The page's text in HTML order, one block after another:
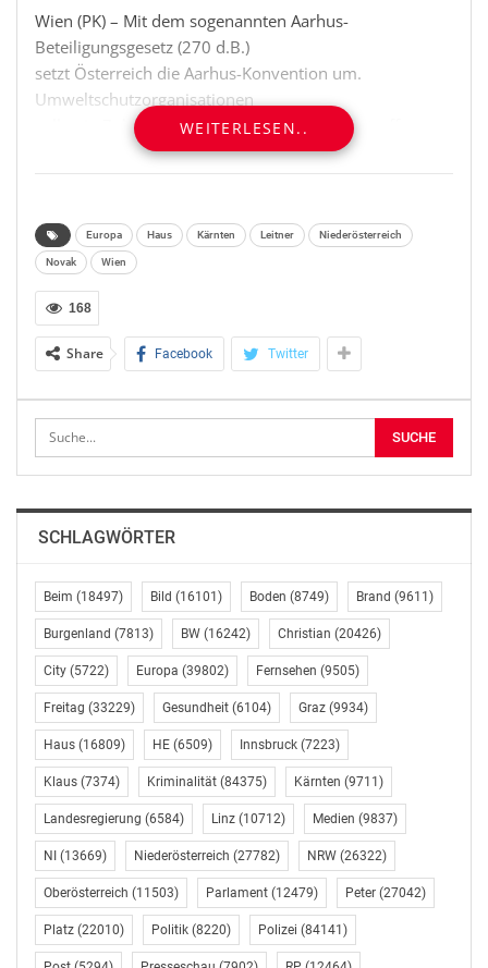
Wien (PK) – Mit dem sogenannten Aarhus-
Beteiligungsgesetz (270 d.B.)
setzt Österreich die Aarhus-Konvention um.
Umweltschutzorganisationen
sollen in Zukunft ebenso wie unmittelbar Betroffene
die Möglichkeit
der Beteiligung bei Entscheidungsverfahren in
haben. De facto erhalten NGOs (Nicht-
Regierungsorganisationen) damit
rechtlich
vorzugehen. Der Bundesrat bestätigte den
diesbezüglichen Beschluss
das
Immissionsschutzgesetz-Luft und das
(271 d.B.), gegen
Änderungen des Umwelthaftungsgesetzes (272 d.B.)
Umweltverträglichkeitsprüfungsgesetzes (UVP-Gesetz)
(275 d.B.) gab es
seitens des Bundesrats mehrheitlich keine Einwände.
SPÖ- und
Grüne-Mandatare äußerten jedoch teils vehemente
Bedenken. Ein Antrag
der SPÖ, den Entwurf der UVP-Gesetzesänderung zu
beeinspruchen wurde
mehrheitlich abgelehnt. Die Abstimmung über den
gegenteiligen Antrag
aus dem Ausschuss erfolgte auf Verlangen der SPÖ
namentlich.
Umweltministerin Elisabeth Köstinger (ÖVP) bekräftigte,
das
Regierungspaket sei ein Erfolg. Unterstützung erhielt sie
WEITERLESEN..
Europa Haus Kärnten Leitner Niederösterreich
Novak Wien
168
Share Facebook Twitter
SCHLAGWÖRTER
Beim (18497) Bild (16101) Boden (8749) Brand (9611)
Burgenland (7813) BW (16242) Christian (20426)
City (5722) Europa (39802) Fernsehen (9505)
Freitag (33229) Gesundheit (6104) Graz (9934)
Haus (16809) HE (6509) Innsbruck (7223)
Klaus (7374) Kriminalität (84375) Kärnten (9711)
Landesregierung (6584) Linz (10712) Medien (9837)
NI (13669) Niederösterreich (27782) NRW (26322)
Oberösterreich (11503) Parlament (12479) Peter (27042)
Platz (22010) Politik (8220) Polizei (84141)